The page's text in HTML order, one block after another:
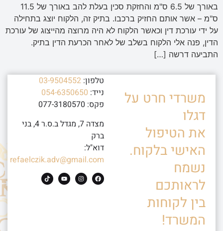
באורך של 6.5 ס"מ והחזקת סכין בעלת להב באורך של 11.5
ס"מ – אשר אותם החזיק ברכבו. בתיק זה, הלקוח יוצג בתחילה
על ידי עורכת דין וכאשר הלקוח לא היה מרוצה מהייצוג של עורכת
הדין, פנה אלי הלקוח בשלב של לאחר הכרעת הדין בתיק.
התביעה דרשה […]
משרדי חרט על
דגלו
את הטיפול
האישי בלקוח.
נשמח
לראותכם
בין לקוחות
המשרד!
טלפון: 03-9504552
נייד: 054-6350650
פקס: 077-3180570
מצדה 7, מגדל ב.ס.ר 4, בני
ברק
דוא"ל:
refaelczik.adv@gmail.com